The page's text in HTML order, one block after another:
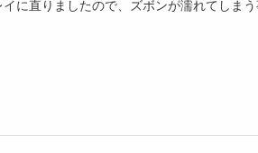
に直りましたので、ズボンが濡れてしま